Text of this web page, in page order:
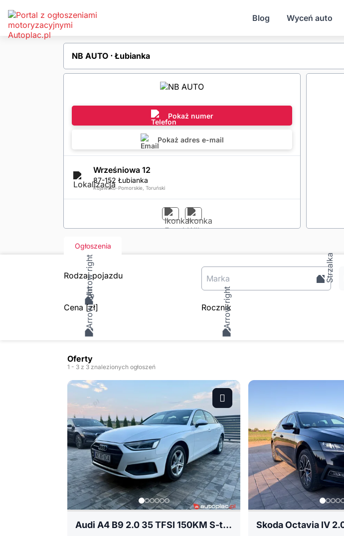
Blog Wyceń auto
NB AUTO ⋅ Łubianka
Pokaż numer
Pokaż adres e-mail
Wrześniowa 12
87-152 Łubianka
Kujawsko-Pomorskie, Toruński
Ogłoszenia
Rodzaj pojazdu Marka
Cena[zł] Rocznik
Oferty
1 - 3 z 3 znalezionych ogłoszeń
Audi A4 B9 2.0 35 TFSI 150KM S-tronic,salon PL, faktura VAT 23